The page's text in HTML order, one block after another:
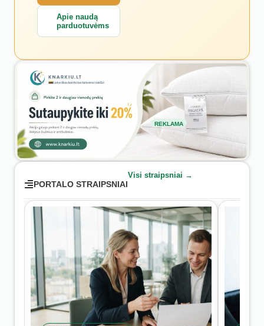
Apie naudą
parduotuvėms
REKLAMA
PORTALO STRAIPSNIAI
Visi straipsniai →